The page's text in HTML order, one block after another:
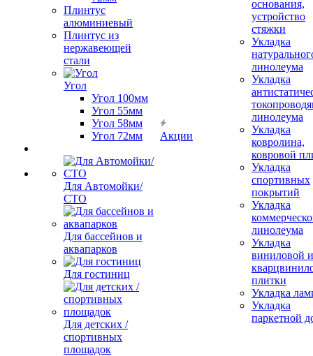
Плинтус
алюминиевый
Плинтус из
нержавеющей
стали
Угол
Угол 100мм
Угол 55мм
Угол 58мм
Угол 72мм
Для Автомойки/
СТО
Для бассейнов и
аквапарков
Для гостиниц
Для детских /
спортивных
площадок
Акции
основания,
устройство
стяжки
Укладка
линолеума
Укладка
линолеума
Укладка
ковролина,
ковровой
Укладка
спортивных
покрытий
Укладка
линолеума
Укладка
виниловой и
плитки
Укладка
Укладка
паркетной